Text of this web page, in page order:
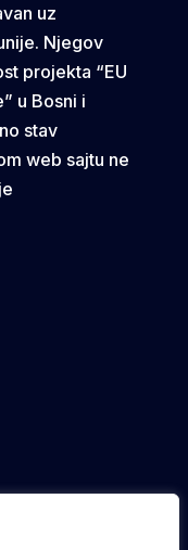
uz
Njegov
projekta “EU
u Bosni i
stav
web sajtu ne